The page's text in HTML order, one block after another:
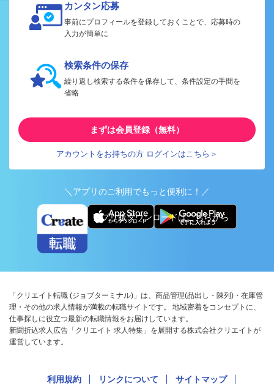
カンタン応募
事前にプロフィールを登録しておくことで、応募時の
入力が簡単に
検索条件の保存
繰り返し検索する条件を保存して、条件設定の手間を
省略
まずは会員登録（無料）
アカウントをお持ちの方 ログインはこちら＞
＼アプリのご利用でもっと便利に！／
アプリ版ダウンロードはこちらから
「クリエイト転職 (ジョブターミナル)」は、商品管理(品出し・陳列)・在庫管
理・その他の求人情報が満載の転職サイトです。 地域密着をコンセプトに、
仕事探しに役立つ最新の転職情報をお届けしています。
新聞折込求人広告「クリエイト 求人特集」を展開する株式会社クリエイトが
運営しています。
利用規約 リンクについて サイトマップ